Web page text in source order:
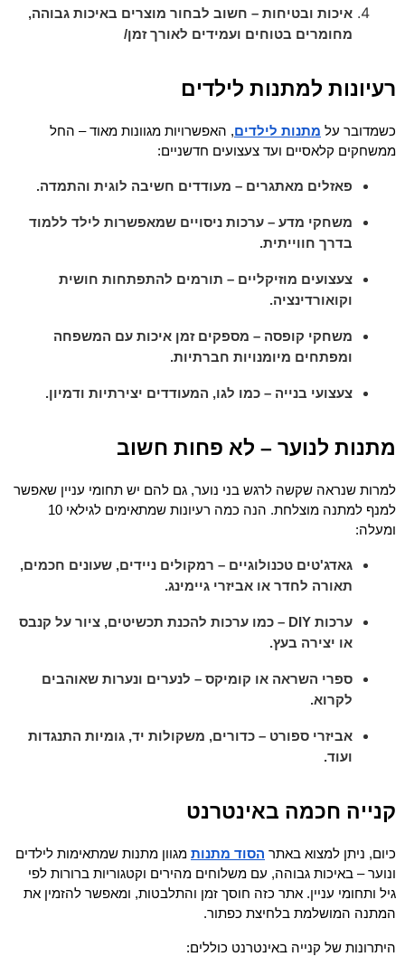
איכות ובטיחות – חשוב לבחור מוצרים באיכות גבוהה,
מחומרים בטוחים ועמידים לאורך זמן/
רעיונות למתנות לילדים
כשמדובר על מתנות לילדים
ממשחקים קלאסיים ועד צעצועים חדשניים:
פאזלים מאתגרים – מעודדים חשיבה לוגית והתמדה.
משחקי מדע – ערכות ניסויים שמאפשרות לילד ללמוד
בדרך חווייתית.
צעצועים מוזיקליים – תורמים להתפתחות חושית
וקואורדינציה.
משחקי קופסה – מספקים זמן איכות עם המשפחה
ומפתחים מיומנויות חברתיות.
צעצועי בנייה – כמו לגו, המעודדים יצירתיות ודמיון.
מתנות לנוער – לא פחות חשוב
ומעלה:
גאדג'טים טכנולוגיים – רמקולים ניידים, שעונים חכמים,
תאורה לחדר או אביזרי גיימינג.
ערכות DIY – כמו ערכות להכנת תכשיטים, ציור על קנבס
או יצירה בעץ.
ספרי השראה או קומיקס – לנערים ונערות שאוהבים
לקרוא.
אביזרי ספורט – כדורים, משקולות יד, גומיות התנגדות
ועוד.
קנייה חכמה באינטרנט
כיום, ניתן למצוא באתר הסוד מתנות
המתנה המושלמת בלחיצת כפתור.
היתרונות של קנייה באינטרנט כוללים: